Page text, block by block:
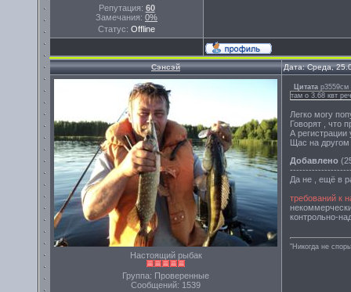
Репутация: 60
Замечания: 0%
Статус: Offline
Сэнсэй Дата: Среда,
Настоящий рыбак
Группа: Проверенные
Сообщений: 1539
Цитата р3559см
там о 3.68 квт
Легко могу
Говорят , что
А
Щас на
Добавлено
Да не , ещё в
требований к
контрольно-
"Никогда не